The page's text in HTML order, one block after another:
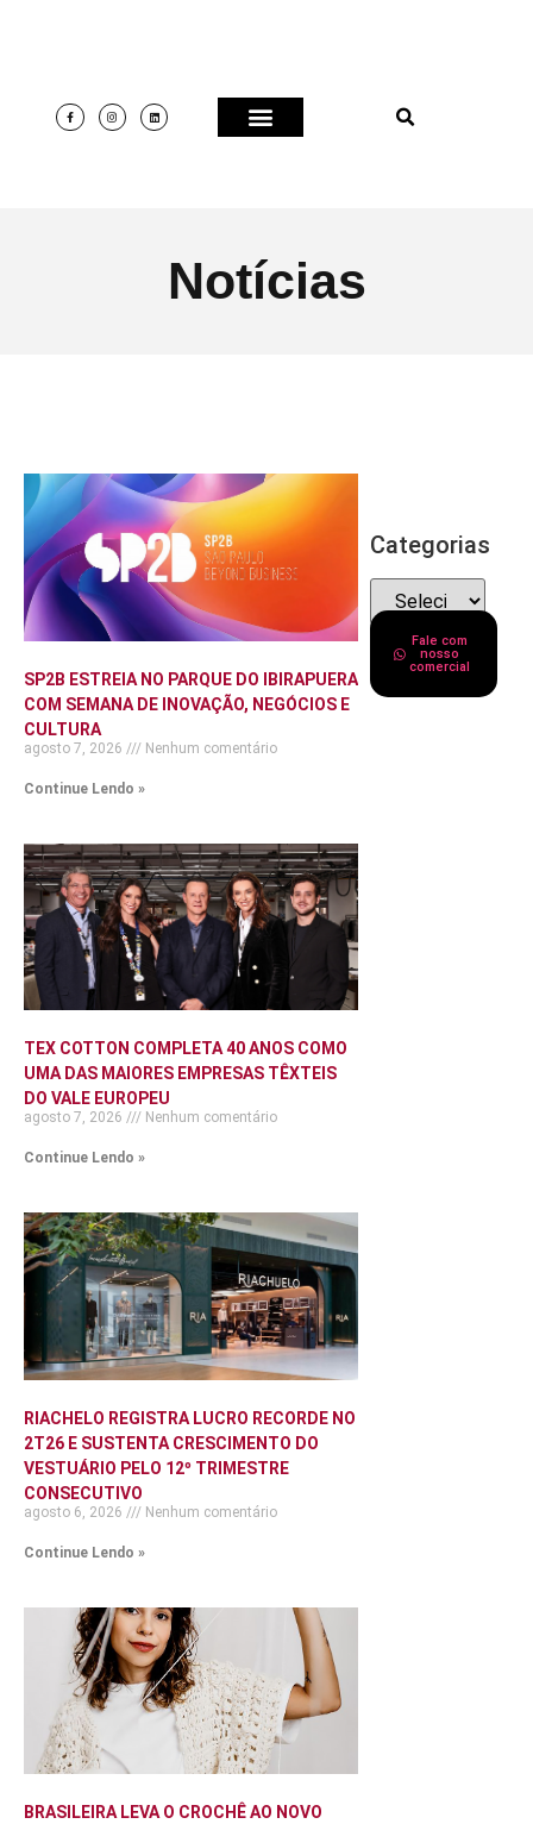
Notícias
SP2B ESTREIA NO PARQUE DO IBIRAPUERA
COM SEMANA DE INOVAÇÃO, NEGÓCIOS E
CULTURA
agosto 7, 2026 Nenhum comentário
Continue Lendo »
TEX COTTON COMPLETA 40 ANOS COMO
UMA DAS MAIORES EMPRESAS TÊXTEIS
DO VALE EUROPEU
agosto 7, 2026 Nenhum comentário
Continue Lendo »
RIACHELO REGISTRA LUCRO RECORDE NO
2T26 E SUSTENTA CRESCIMENTO DO
VESTUÁRIO PELO 12º TRIMESTRE
CONSECUTIVO
agosto 6, 2026 Nenhum comentário
Continue Lendo »
BRASILEIRA LEVA O CROCHÊ AO NOVO
Categorias
Fale com
nosso
comercial